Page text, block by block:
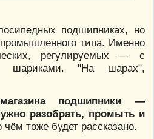
подшипниках, но
типа. Именно
регулируемых — с
шариками. "На шарах",
подшипники —
разобрать, промыть и
чём тоже будет рассказано.